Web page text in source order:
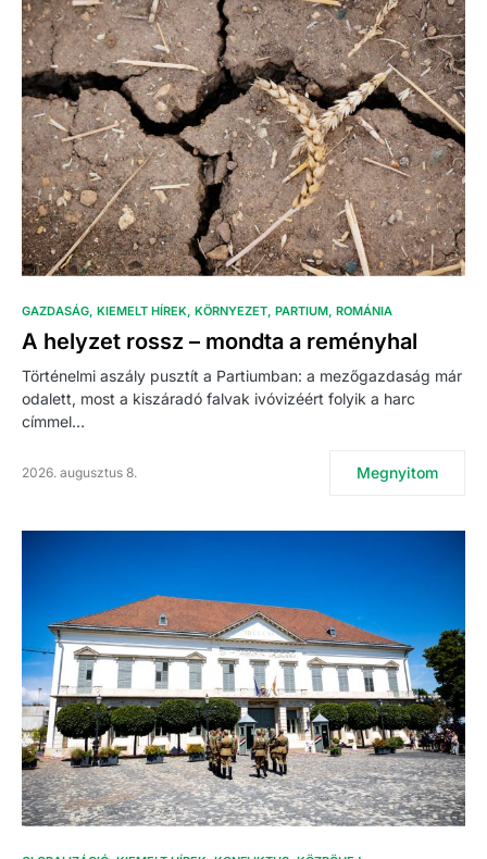
GAZDASÁG KIEMELT HÍREK KÖRNYEZET PARTIUM ROMÁNIA
A helyzet rossz – mondta a reményhal
Történelmi aszály pusztít a Partiumban: a mezőgazdaság már
odalett, most a kiszáradó falvak ivóvizéért folyik a harc
címmel…
2026. augusztus 8. Megnyitom